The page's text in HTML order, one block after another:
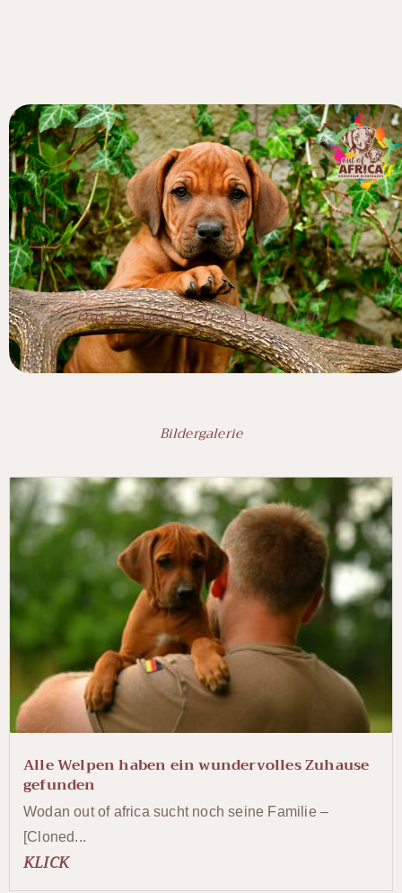
Out Of Africa - It`s A New Life
Bildergalerie
Alle Welpen haben ein wundervolles Zuhause
gefunden
Wodan out of africa sucht noch seine Familie –
[Cloned...
KLICK